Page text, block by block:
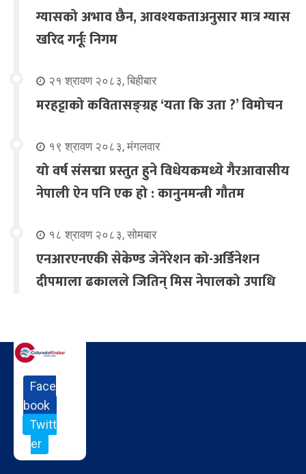
ग्यासको अभाव छैन, आवश्यकताअनुसार मात्र ग्यास
खरिद गर्नूः निगम
२१ श्रावण २०८३, बिहीबार
मरहट्टाको कवितासङ्ग्रह ‘यता कि उता ?’ विमोचन
१९ श्रावण २०८३, मंगलवार
यो वर्ष संसद्मा प्रस्तुत हुने विधेयकमध्ये गैरआवासीय
नेपाली ऐन पनि एक हो : कानुनमन्त्री गौतम
१८ श्रावण २०८३, सोमबार
एनआरएनएकी सेकेण्ड जेनेरेशन को-अर्डिनेशन
दीपमाला ढकालले जितिन् मिस नेपालको उपाधि
Face
book
Twitt
er